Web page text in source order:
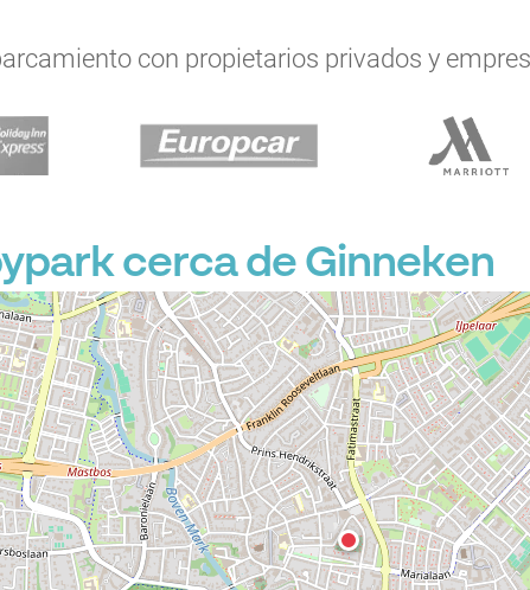
con propietarios privados y
cerca de Ginneken